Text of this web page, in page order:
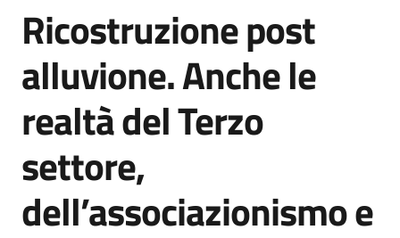
Agenzia
di
informazione
e
comunicazione
Seguici
Salta al contenuto
Ricostruzione post
alluvione. Anche le
realtà del Terzo
settore,
dell’associazionismo e